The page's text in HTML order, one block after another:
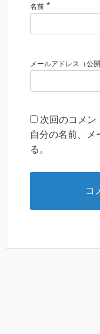
名前 *
メールアドレス（公
次回のコメン
自分の名前、メ
る。